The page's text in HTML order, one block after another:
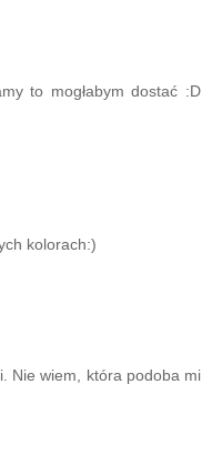
to mogłabym dostać :D
kolorach:)
Nie wiem, która podoba mi